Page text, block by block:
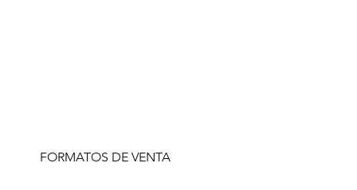
FORMATOS DE VENTA